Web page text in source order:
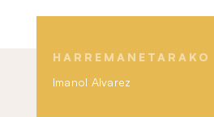
HARREMANETARAKO
Imanol Alvarez